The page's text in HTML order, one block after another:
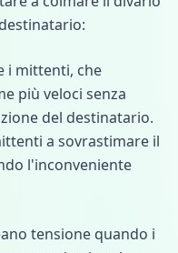
i mittenti, che
più veloci senza
del destinatario.
a sovrastimare il
l'inconveniente
tensione quando i